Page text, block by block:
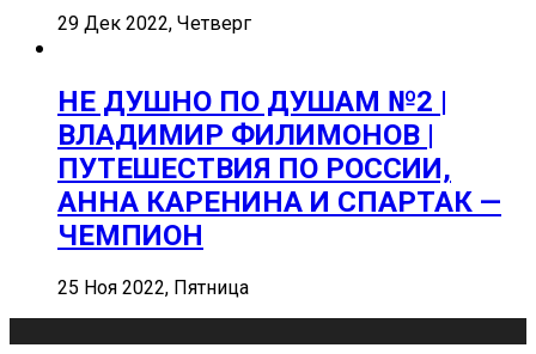
29 Дек 2022, Четверг
НЕ ДУШНО ПО ДУШАМ №2 |
ВЛАДИМИР ФИЛИМОНОВ |
ПУТЕШЕСТВИЯ ПО РОССИИ,
АННА КАРЕНИНА И СПАРТАК —
ЧЕМПИОН
25 Ноя 2022, Пятница